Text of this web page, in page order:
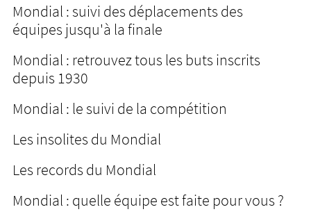
Mondial : suivi des déplacements des
équipes jusqu'à la finale
Mondial : retrouvez tous les buts inscrits
depuis 1930
Mondial : le suivi de la compétition
Les insolites du Mondial
Les records du Mondial
Mondial : quelle équipe est faite pour vous ?